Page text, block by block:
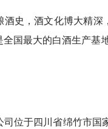
酒史，酒文化博大精
国最大的白酒生产基
位于四川省绵竹市国